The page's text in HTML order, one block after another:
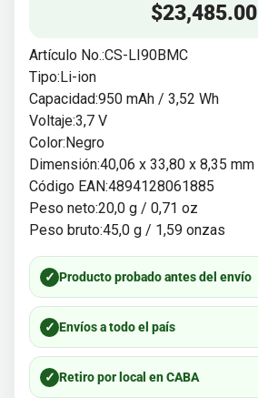
$23,485.00
Artículo No.:CS-LI90BMC
Tipo:Li-ion
Capacidad:950 mAh / 3,52 Wh
Voltaje:3,7 V
Color:Negro
Dimensión:40,06 x 33,80 x 8,35 mm
Código EAN:4894128061885
Peso neto:20,0 g / 0,71 oz
Peso bruto:45,0 g / 1,59 onzas
✓ Producto probado antes del envío
✓ Envíos a todo el país
✓ Retiro por local en CABA